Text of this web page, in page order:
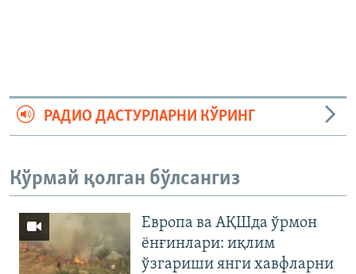
РАДИО ДАСТУРЛАРНИ КЎРИНГ
Кўрмай қолган бўлсангиз
Европа ва АҚШда ўрмон
ёнғинлари: иқлим
ўзгариши янги хавфларни